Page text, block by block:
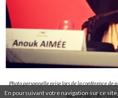
En poursuivant votre navigation sur ce
Photo personnelle prise lors de la conférence de
dans le cadre du